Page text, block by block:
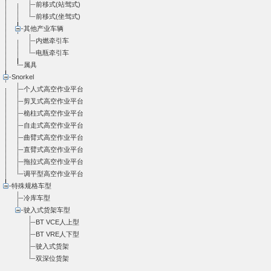
前移式(站驾式)
前移式(坐驾式)
其他产业车辆
内燃牵引车
电瓶牵引车
属具
Snorkel
个人式高空作业平台
剪叉式高空作业平台
桅柱式高空作业平台
自走式高空作业平台
曲臂式高空作业平台
直臂式高空作业平台
拖拉式高空作业平台
调平型高空作业平台
特殊规格车型
冷库车型
驶入式货架车型
BT VCE人上型
BT VRE人下型
驶入式货架
双深位货架